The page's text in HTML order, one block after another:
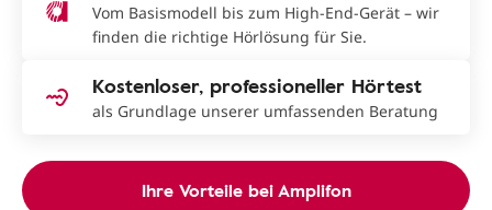
Vom Basismodell bis zum High-End-Gerät – wir
finden die richtige Hörlösung für Sie.
Kostenloser, professioneller Hörtest
als Grundlage unserer umfassenden Beratung
Ihre Vorteile bei Amplifon